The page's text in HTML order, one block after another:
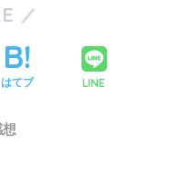
はてブ LINE